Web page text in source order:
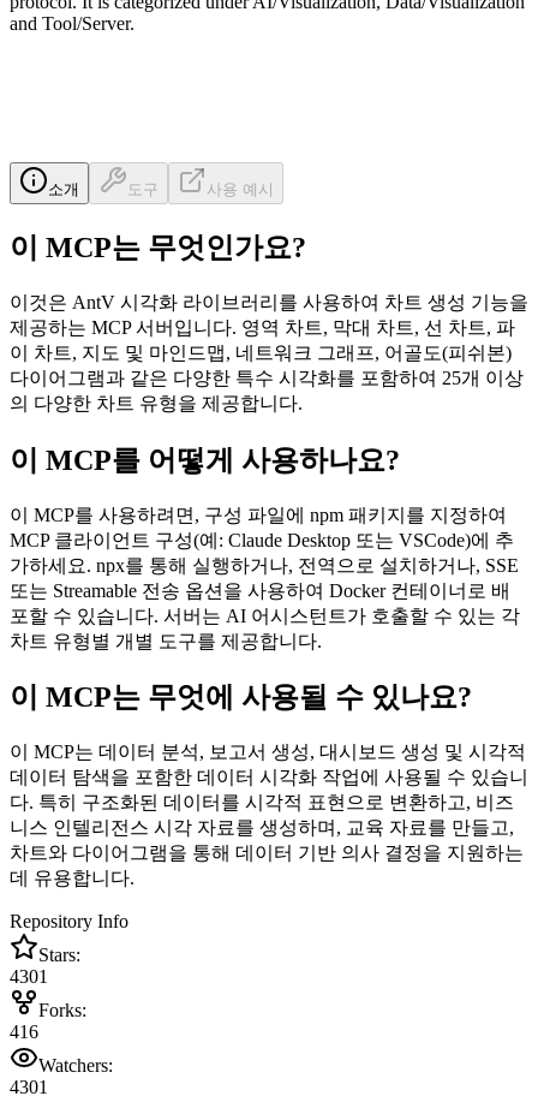
and Tool/Server.
소개 도구 사용 예시
이 MCP는 무엇인가요?
이것은 AntV 시각화 라이브러리를 사용하여 차트 생성 기능을
제공하는 MCP 서버입니다. 영역 차트, 막대 차트, 선 차트, 파
이 차트, 지도 및 마인드맵, 네트워크 그래프, 어골도(피쉬본)
다이어그램과 같은 다양한 특수 시각화를 포함하여 25개 이상
의 다양한 차트 유형을 제공합니다.
이 MCP를 어떻게 사용하나요?
이 MCP를 사용하려면, 구성 파일에 npm 패키지를 지정하여
MCP 클라이언트 구성(예: Claude Desktop 또는 VSCode)에 추
가하세요. npx를 통해 실행하거나, 전역으로 설치하거나, SSE
또는 Streamable 전송 옵션을 사용하여 Docker 컨테이너로 배
포할 수 있습니다. 서버는 AI 어시스턴트가 호출할 수 있는 각
차트 유형별 개별 도구를 제공합니다.
이 MCP는 무엇에 사용될 수 있나요?
이 MCP는 데이터 분석, 보고서 생성, 대시보드 생성 및 시각적
데이터 탐색을 포함한 데이터 시각화 작업에 사용될 수 있습니
다. 특히 구조화된 데이터를 시각적 표현으로 변환하고, 비즈
니스 인텔리전스 시각 자료를 생성하며, 교육 자료를 만들고,
차트와 다이어그램을 통해 데이터 기반 의사 결정을 지원하는
데 유용합니다.
Repository Info
Stars:
4301
Forks:
416
Watchers:
4301